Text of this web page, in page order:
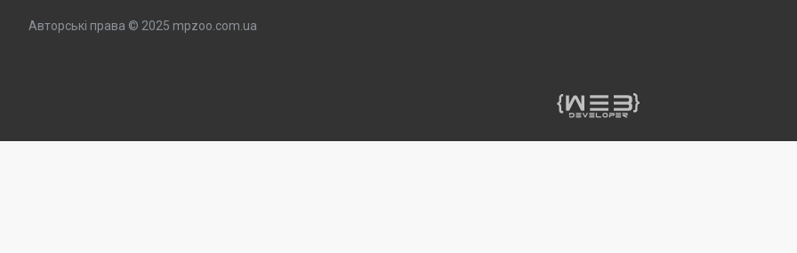
вітамін D3
Авторські права © 2025 mpzoo.com.ua